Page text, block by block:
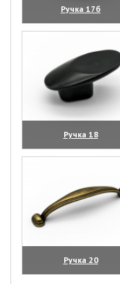
Ручка 17б
(увеличить)
Ручка 18
(увеличить)
Ручка 20
(увеличить)